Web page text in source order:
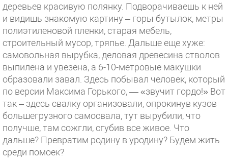
деревьев красивую полянку. Подворачиваешь к ней
и видишь знакомую картину – горы бутылок, метры
полиэтиленовой пленки, старая мебель,
строительный мусор, тряпье. Дальше еще хуже:
самовольная вырубка, деловая древесина стволов
выпилена и увезена, а 6-10-метровые макушки
образовали завал. Здесь побывал человек, который
по версии Максима Горького, — «звучит гордо!» Вот
так – здесь свалку организовали, опрокинув кузов
большегрузного самосвала, тут вырубили, что
получше, там сожгли, сгубив все живое. Что
дальше? Превратим родину в уродину? Будем жить
среди помоек?